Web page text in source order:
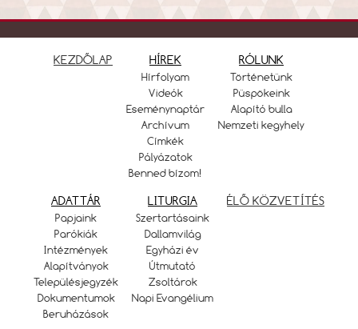
KEZDŐLAP HÍREK
Hírfolyam
Videók
Eseménynaptár
Archívum
Címkék
Pályázatok
Benned bízom!
RÓLUNK
Történetünk
Püspökeink
Alapító bulla
Nemzeti kegyhely
ADATTÁR
Papjaink
Parókiák
Intézmények
Alapítványok
Településjegyzék
Dokumentumok
Beruházások
LITURGIA
Szertartásaink
Dallamvilág
Egyházi év
Útmutató
Zsoltárok
Napi Evangélium
ÉLŐ KÖZVETÍTÉS